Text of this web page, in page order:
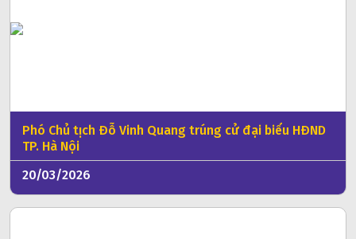
Phó Chủ tịch Đỗ Vinh Quang trúng cử đại biểu HĐND
TP. Hà Nội
20/03/2026